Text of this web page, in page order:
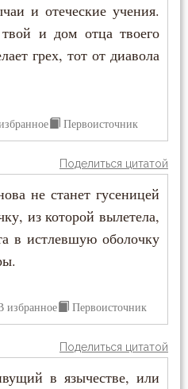
и отеческие учения.
и дом отца твоего
грех, тот от диавола
Первоисточник
Поделиться цитатой
не станет гусеницей
из которой вылетела,
в истлевшую оболочку
избранное Первоисточник
Поделиться цитатой
в язычестве, или